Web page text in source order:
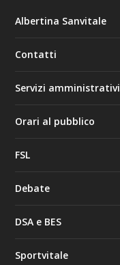
Albertina Sanvitale
Contatti
Servizi amministrativi
Orari al pubblico
FSL
Debate
DSA e BES
Sportvitale